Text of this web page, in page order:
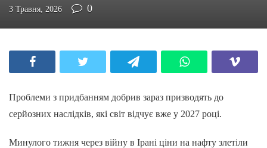
3 Травня, 2026 0
Проблеми з придбанням добрив зараз призводять до
серйозних наслідків, які світ відчує вже у 2027 році.
Минулого тижня через війну в Ірані ціни на нафту злетіли